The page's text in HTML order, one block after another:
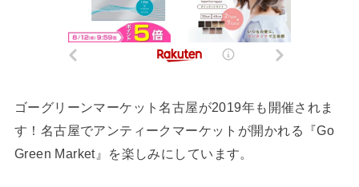
ゴーグリーンマーケット名古屋が2019年も開催されま
す！名古屋でアンティークマーケットが開かれる『Go
Green Market』を楽しみにしています。